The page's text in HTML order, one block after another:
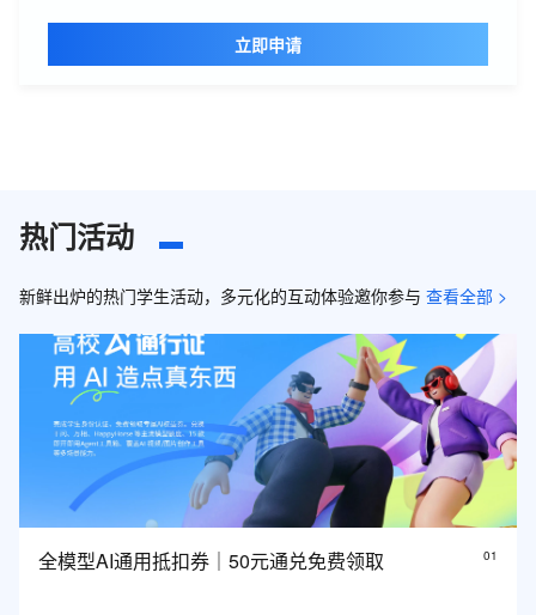
立即申请
热门活动
新鲜出炉的热门学生活动，多元化的互动体验邀你参与 查看全部 >
全模型AI通用抵扣券｜50元通兑免费领取 01